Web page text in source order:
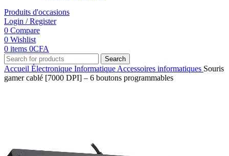
Produits d'occasions
Login / Register
0 Compare
0 Wishlist
0 items 0CFA
Search
Accueil Électronique Informatique Accessoires informatiques Souris
gamer cablé [7000 DPI] – 6 boutons programmables